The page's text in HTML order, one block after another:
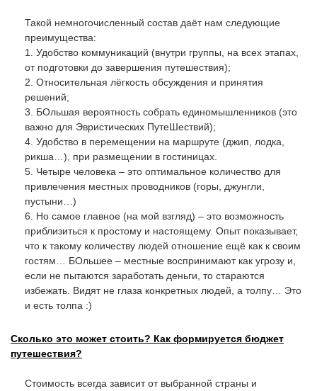
Такой немногочисленный состав даёт нам следующие
преимущества:
1. Удобство коммуникаций (внутри группы, на всех этапах,
от подготовки до завершения путешествия);
2. Относительная лёгкость обсуждения и принятия
решений;
3. БОльшая вероятность собрать единомышленников (это
важно для Эвристических ПутеШествий);
4. Удобство в перемещении на маршруте (джип, лодка,
рикша…), при размещении в гостиницах.
5. Четыре человека – это оптимальное количество для
привлечения местных проводников (горы, джунгли,
пустыни…)
6. Но самое главное (на мой взгляд) – это возможность
приблизиться к простому и настоящему. Опыт показывает,
что к такому количеству людей отношение ещё как к своим
гостям… БОльшее – местные воспринимают как угрозу и,
если не пытаются заработать деньги, то стараются
избежать. Видят не глаза конкретных людей, а толпу… Это
и есть толпа :)
Сколько это может стоить? Как формируется бюджет
путешествия?
Стоимость всегда зависит от выбранной страны и